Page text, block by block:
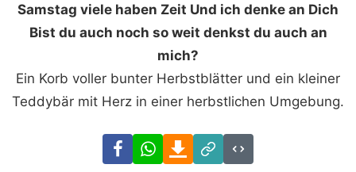
Samstag viele haben Zeit Und ich denke an Dich
Bist du auch noch so weit denkst du auch an
mich?
Ein Korb voller bunter Herbstblätter und ein kleiner
Teddybär mit Herz in einer herbstlichen Umgebung.
FacebookWhatsAppDownload
Link
Code